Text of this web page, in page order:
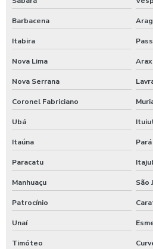
Maquina de aplicar shampoo em carros
Maquina para higienização automotiva a
Maquina para higienização de carros
Maquina de higienização de veiculos
Máquina de jogar produtos automotivos
Máquina de jogar produtos químicos
Máquina de jogar sabão
Maquina de jogar sabao para carros
Maquina de lavar caminhão de água
Barbacena
Itabira
Nova Lima
Nova Serrana
Coronel Fabriciano
Ubá
Itaúna
Paracatu
Manhuaçu São
Patrocínio
Unaí
Timóteo